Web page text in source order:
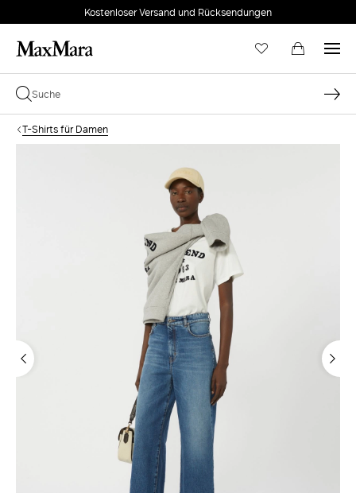
Kostenloser Versand und Rücksendungen
T-Shirts für Damen